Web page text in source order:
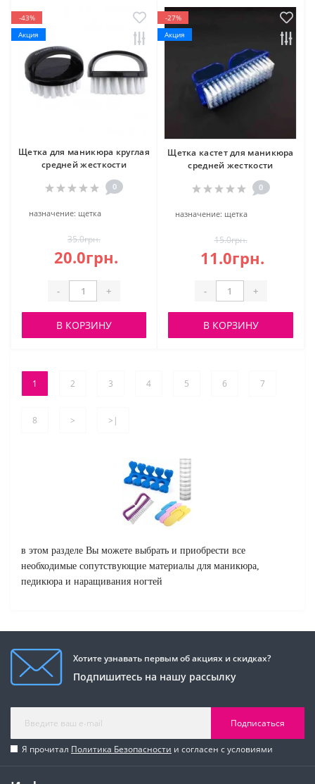
-43%
Акция
Щетка для маникюра круглая
средней жесткости
0
назначение: щетка
35.0грн.
20.0грн.
- +
В КОРЗИНУ
-27%
Акция
Щетка кастет для маникюра
средней жесткости
0
назначение: щетка
15.0грн.
11.0грн.
- +
В КОРЗИНУ
1 2 3 4 5 6 7
8 > >|
в этом разделе Вы можете выбрать и приобрести все
необходимые сопутствующие материалы для маникюра,
педикюра и наращивания ногтей
Хотите узнавать первым об акциях и скидках?
Подпишитесь на нашу рассылку
Подписаться
Я прочитал Политика Безопасности и согласен с условиями